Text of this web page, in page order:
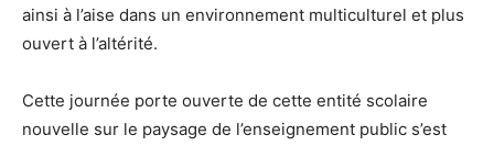
ainsi à l’aise dans un environnement multiculturel et plus
ouvert à l’altérité.
Cette journée porte ouverte de cette entité scolaire
nouvelle sur le paysage de l’enseignement public s’est